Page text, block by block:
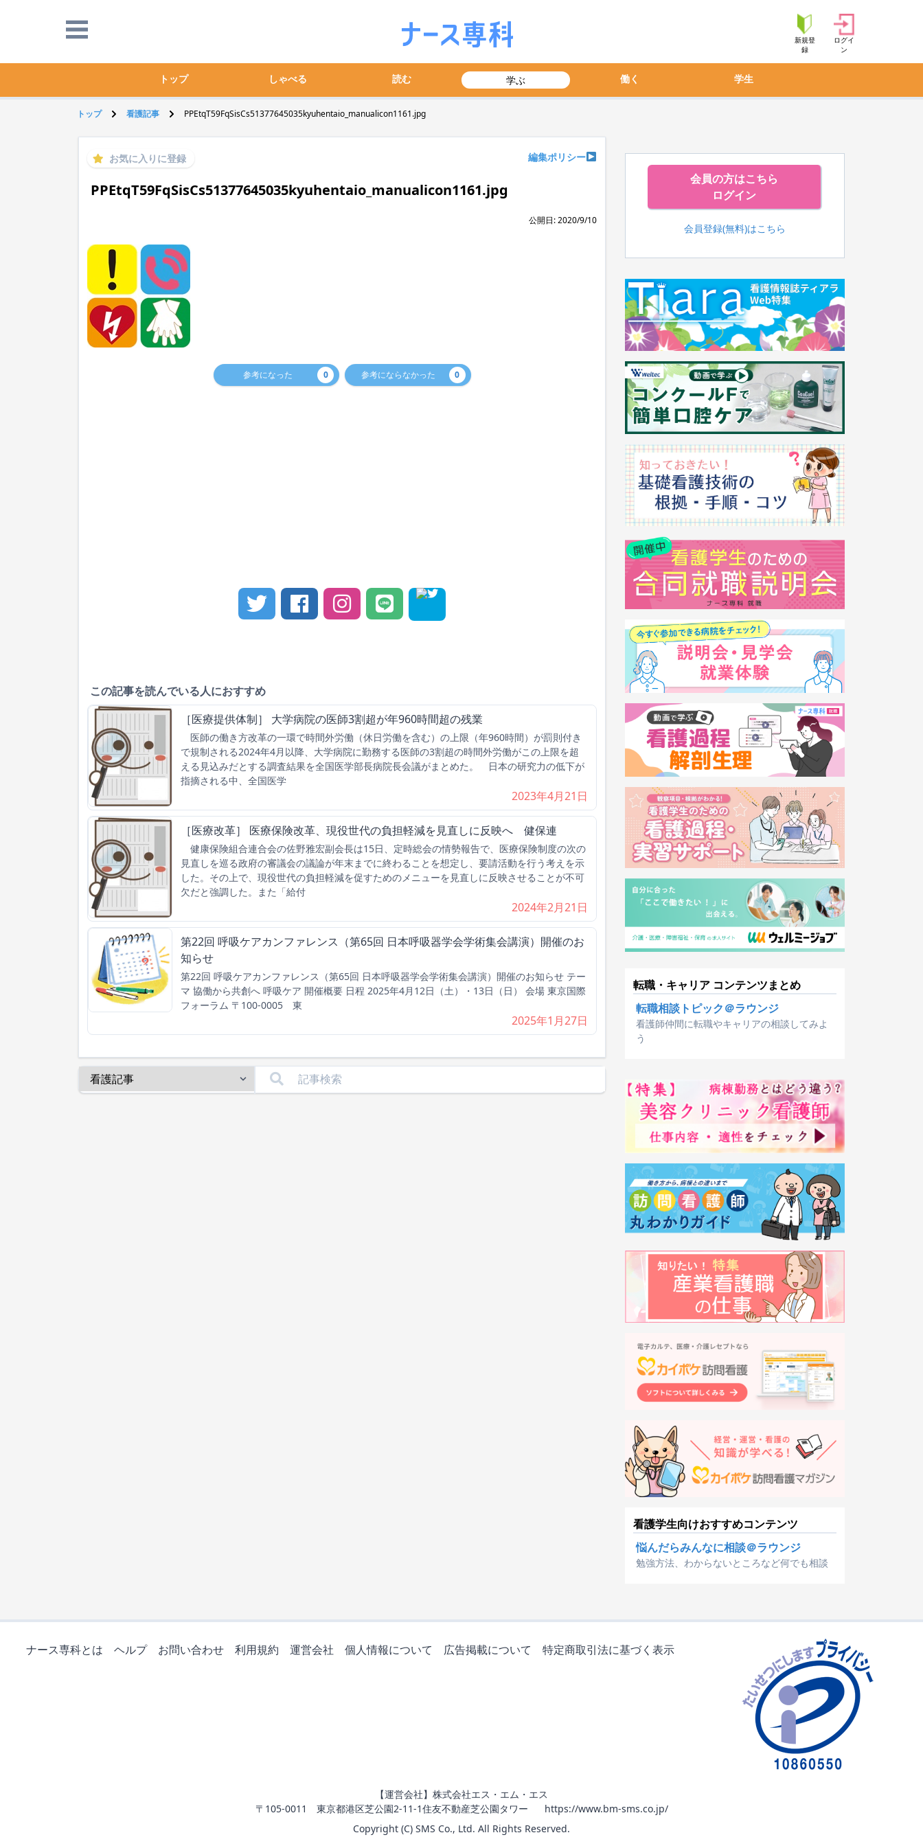
新規登
録
ログイ
ン
トップ しゃべる 読む 学ぶ 働く 学生
トップ 看護記事 PPEtqT59FqSisCs51377645035kyuhentaio_manualicon1161.jpg
お気に入りに登録 編集ポリシー
PPEtqT59FqSisCs51377645035kyuhentaio_manualicon1161.jpg
公開日: 2020/9/10
参考になった 0 参考にならなかった 0
この記事を読んでいる人におすすめ
［医療提供体制］ 大学病院の医師3割超が年960時間超の残業
医師の働き方改革の一環で時間外労働（休日労働を含む）の上限（年960時間）が罰則付き
で規制される2024年4月以降、大学病院に勤務する医師の3割超の時間外労働がこの上限を超
える見込みだとする調査結果を全国医学部長病院長会議がまとめた。 日本の研究力の低下が
指摘される中、全国医学
2023年4月21日
［医療改革］ 医療保険改革、現役世代の負担軽減を見直しに反映へ 健保連
健康保険組合連合会の佐野雅宏副会長は15日、定時総会の情勢報告で、医療保険制度の次の
見直しを巡る政府の審議会の議論が年末までに終わることを想定し、要請活動を行う考えを示
した。その上で、現役世代の負担軽減を促すためのメニューを見直しに反映させることが不可
欠だと強調した。また「給付
2024年2月21日
第22回 呼吸ケアカンファレンス（第65回 日本呼吸器学会学術集会講演）開催のお
知らせ
第22回 呼吸ケアカンファレンス（第65回 日本呼吸器学会学術集会講演）開催のお知らせ テー
マ 協働から共創へ 呼吸ケア 開催概要 日程 2025年4月12日（土）・13日（日） 会場 東京国際
フォーラム 〒100-0005 東
2025年1月27日
会員の方はこちら
ログイン
会員登録(無料)はこちら
転職・キャリア コンテンツまとめ
転職相談トピック＠ラウンジ
看護師仲間に転職やキャリアの相談してみよ
う
看護学生向けおすすめコンテンツ
悩んだらみんなに相談＠ラウンジ
勉強方法、わからないところなど何でも相談
ナース専科とは ヘルプ お問い合わせ 利用規約 運営会社 個人情報について 広告掲載について 特定商取引法に基づく表示
【運営会社】株式会社エス・エム・エス
〒105-0011 東京都港区芝公園2-11-1住友不動産芝公園タワー
https://www.bm-sms.co.jp/
Copyright (C) SMS Co., Ltd. All Rights Reserved.